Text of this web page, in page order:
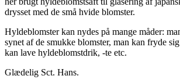
drysset med de små hvide blomster.
Hyldeblomster kan nydes på mange måder:
synet af de smukke blomster, man kan fryde
kan lave hyldeblomstdrik, -te etc.
Glædelig Sct. Hans.